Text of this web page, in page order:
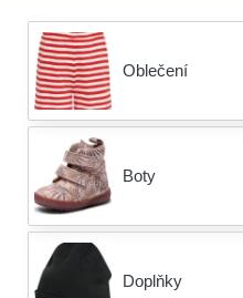
Oblečení
Boty
Doplňky